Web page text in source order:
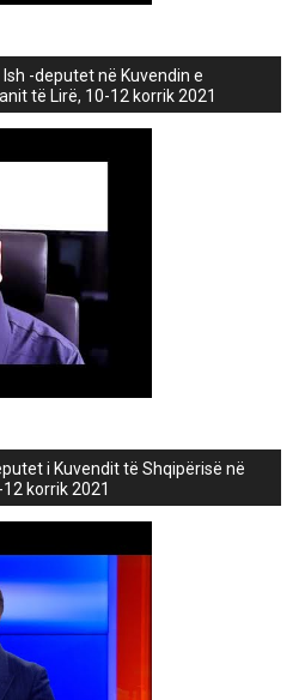
-deputet në Kuvendin e
të Lirë, 10-12 korrik 2021
i Kuvendit të Shqipërisë në
korrik 2021